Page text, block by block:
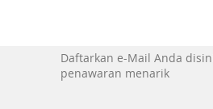
Daftarkan e-Mail Anda
penawaran menarik